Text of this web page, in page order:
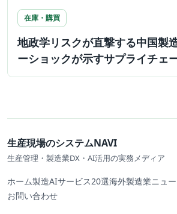
在庫・購買
地政学リスクが直撃する中国製
ーショックが示すサプライチェ
生産現場のシステムNAVI
生産管理・製造業DX・AI活用の実務メディア
ホーム製造AIサービス20選海外製造業ニュ
お問い合わせ